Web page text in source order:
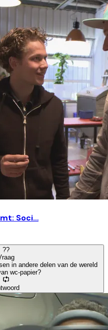
Soci…
??
in andere delen van de wereld
wc-papier?